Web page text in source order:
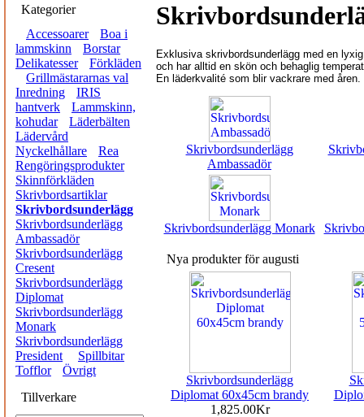
Kategorier
Accessoarer
Boa i
lammskinn
Borstar
Delikatesser
Förkläden
Grillmästararnas val
Inredning
IRIS
hantverk
Lammskinn,
kohudar
Läderbälten
Lädervård
Nyckelhållare
Rea
Rengöringsprodukter
Skinnförkläden
Skrivbordsartiklar
Skrivbordsunderlägg
Skrivbordsunderlägg
Ambassadör
Skrivbordsunderlägg
Cresent
Skrivbordsunderlägg
Diplomat
Skrivbordsunderlägg
Monark
Skrivbordsunderlägg
President
Spillbitar
Tofflor
Övrigt
Tillverkare
Exklusiva skrivbordsunderlägg med en
och har alltid en skön och behaglig
En läderkvalité som blir vackrare med åren.
Skrivbordsunderlägg
Ambassadör
Skrivbordsunderlägg Monark
Nya produkter för augusti
Skrivbordsunderlägg
Diplomat 60x45cm brandy
1,825.00Kr